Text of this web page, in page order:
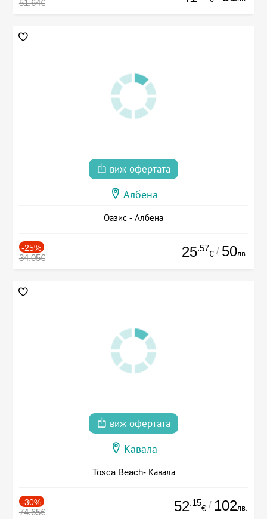
51.64€
виж офертата
Албена
Оазис - Албена
-25%
34.05€ 25.57
€ / 50лв.
виж офертата
Кавала
Tosca Beach- Кавала
-30%
74.65€ 52.15
€ / 102лв.